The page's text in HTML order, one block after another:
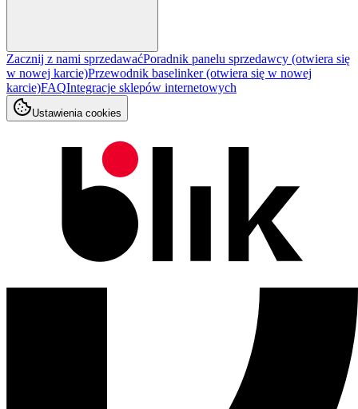
Zacznij z nami sprzedawaćPoradnik panelu sprzedawcy (otwiera się
w nowej karcie)Przewodnik baselinker(otwiera się w nowej
karcie)FAQIntegracje sklepów internetowych
Ustawienia cookies